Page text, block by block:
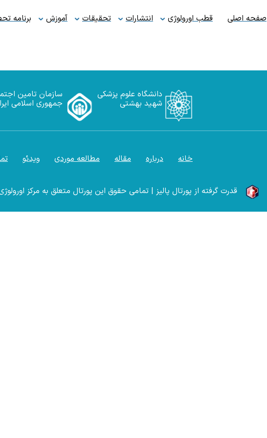
صفحه اصلی قطب اورولوژی انتشارات تحقیقات آموزش برنامه
دانشگاه علوم پزشکی
شهید بهشتی
سازمان تامین
جمهوری اسلامی
خانه درباره مقاله مطالعه موردی ویدئو
قدرت گرفته از پورتال پالیز |تمامی حقوق این پورتال متعلق به مرکز